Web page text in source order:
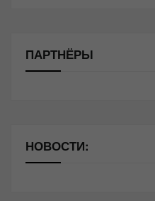
ПАРТНЁРЫ
НОВОСТИ: